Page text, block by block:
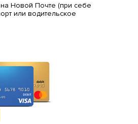
Новой Почте (при себе
или водительское